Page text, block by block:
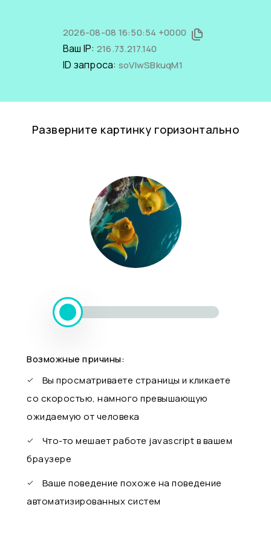
2026-08-08 16:50:54 +0000
Ваш IP: 216.73.217.140
ID запроса: soVIwSBkuqM1
Разверните картинку горизонтально
Возможные причины:
Вы просматриваете страницы и кликаете
со скоростью, намного превышающую
ожидаемую от человека
Что-то мешает работе javascript в вашем
браузере
Ваше поведение похоже на поведение
автоматизированных систем